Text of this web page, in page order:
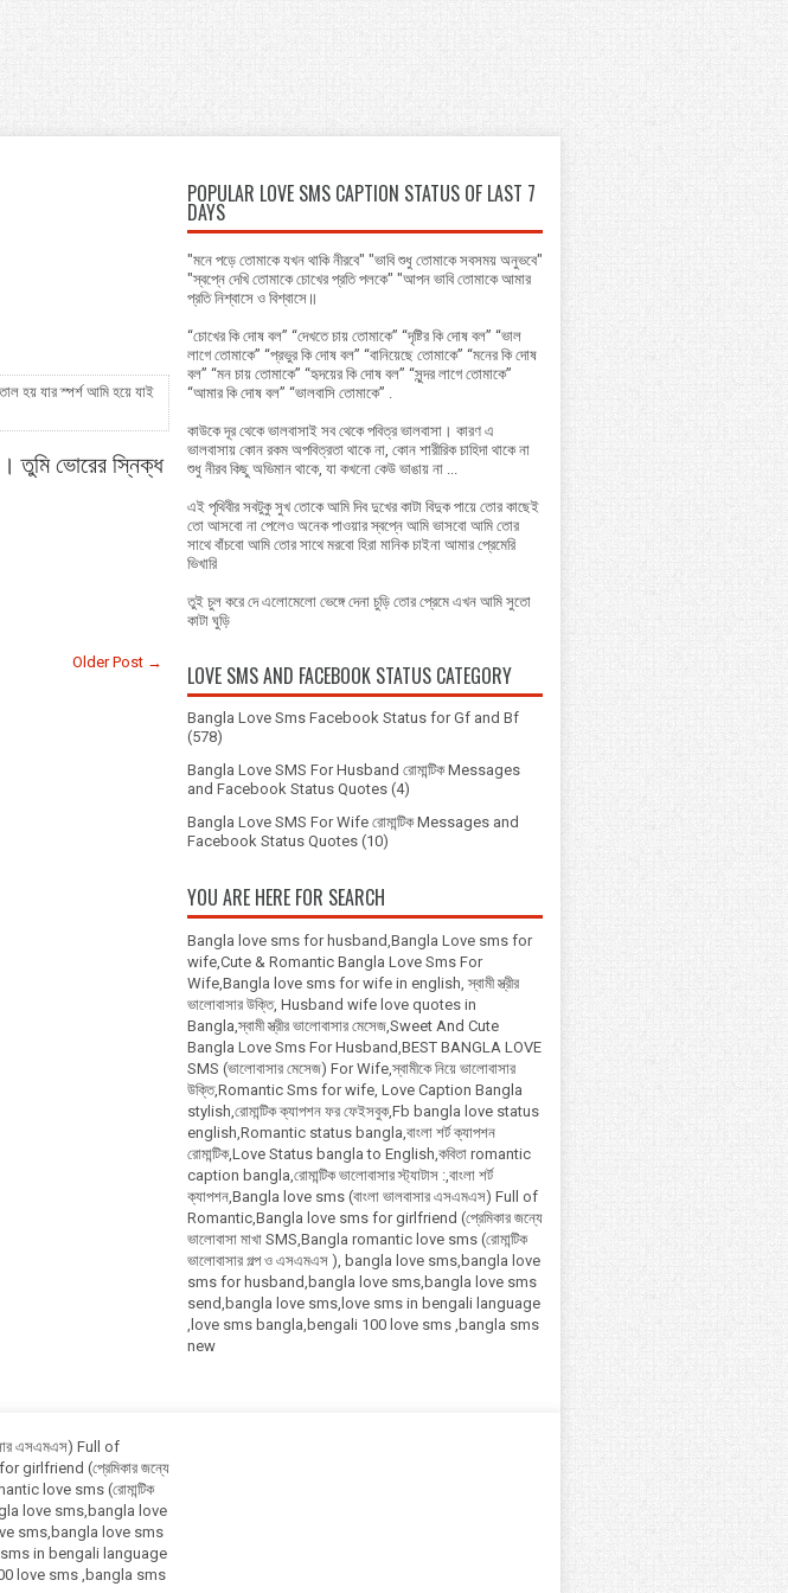
হয় যার স্পর্শ আমি হয়ে যাই
তুমি ভোরের স্নিক্ধ
Older Post →
POPULAR LOVE SMS CAPTION STATUS OF LAST 7
DAYS
"মনে পড়ে তোমাকে যখন থাকি নীরবে" "ভাবি শুধু তোমাকে সবসময় অনুভবে"
"স্বপ্নে দেখি তোমাকে চোখের প্রতি পলকে" "আপন ভাবি তোমাকে আমার
প্রতি নিশ্বাসে ও বিশ্বাসে॥
“চোখের কি দোষ বল” “দেখতে চায় তোমাকে” “দৃষ্টির কি দোষ বল” “ভাল
লাগে তোমাকে” “প্রভুর কি দোষ বল” “বানিয়েছে তোমাকে” “মনের কি দোষ
বল” “মন চায় তোমাকে” “হৃদয়ের কি দোষ বল” “সুন্দর লাগে তোমাকে”
“আমার কি দোষ বল” “ভালবাসি তোমাকে” .
কাউকে দূর থেকে ভালবাসাই সব থেকে পবিত্র ভালবাসা। কারণ এ
ভালবাসায় কোন রকম অপবিত্রতা থাকে না, কোন শারীরিক চাহিদা থাকে না
শুধু নীরব কিছু অভিমান থাকে, যা কখনো কেউ ভাঙায় না ...
এই পৃথিবীর সবটুকু সুখ তোকে আমি দিব দুখের কাটা বিদুক পায়ে তোর কাছেই
তো আসবো না পেলেও অনেক পাওয়ার স্বপ্নে আমি ভাসবো আমি তোর
সাথে বাঁচবো আমি তোর সাথে মরবো হিরা মানিক চাইনা আমার প্রেমেরি
ভিখারি
তুই চুল করে দে এলোমেলো ভেঙ্গে দেনা চুড়ি তোর প্রেমে এখন আমি সুতো
কাটা ঘুড়ি
LOVE SMS AND FACEBOOK STATUS CATEGORY
Bangla Love Sms Facebook Status for Gf and Bf
(578)
Bangla Love SMS For Husband রোমান্টিক Messages
and Facebook Status Quotes (4)
Bangla Love SMS For Wife রোমান্টিক Messages and
Facebook Status Quotes (10)
YOU ARE HERE FOR SEARCH
Bangla love sms for husband,Bangla Love sms for
wife,Cute & Romantic Bangla Love Sms For
Wife,Bangla love sms for wife in english, স্বামী স্ত্রীর
ভালোবাসার উক্তি, Husband wife love quotes in
Bangla,স্বামী স্ত্রীর ভালোবাসার মেসেজ,Sweet And Cute
Bangla Love Sms For Husband,BEST BANGLA LOVE
SMS (ভালোবাসার মেসেজ) For Wife,স্বামীকে নিয়ে ভালোবাসার
উক্তি,Romantic Sms for wife, Love Caption Bangla
stylish,রোমান্টিক ক্যাপশন ফর ফেইসবুক,Fb bangla love status
english,Romantic status bangla,বাংলা শর্ট ক্যাপশন
রোমান্টিক,Love Status bangla to English,কবিতা romantic
caption bangla,রোমান্টিক ভালোবাসার স্ট্যাটাস :,বাংলা শর্ট
ক্যাপশন,Bangla love sms (বাংলা ভালবাসার এসএমএস) Full of
Romantic,Bangla love sms for girlfriend (প্রেমিকার জন্যে
ভালোবাসা মাখা SMS,Bangla romantic love sms (রোমান্টিক
ভালোবাসার গল্প ও এসএমএস ), bangla love sms,bangla love
sms for husband,bangla love sms,bangla love sms
send,bangla love sms,love sms in bengali language
,love sms bangla,bengali 100 love sms ,bangla sms
new
এসএমএস) Full of
girlfriend (প্রেমিকার জন্যে
love sms (রোমান্টিক
love sms,bangla love
sms,bangla love sms
in bengali language
love sms ,bangla sms